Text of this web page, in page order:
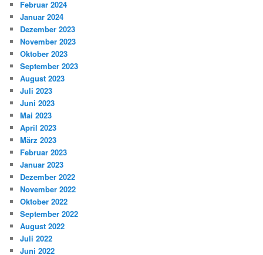
Februar 2024
Januar 2024
Dezember 2023
November 2023
Oktober 2023
September 2023
August 2023
Juli 2023
Juni 2023
Mai 2023
April 2023
März 2023
Februar 2023
Januar 2023
Dezember 2022
November 2022
Oktober 2022
September 2022
August 2022
Juli 2022
Juni 2022